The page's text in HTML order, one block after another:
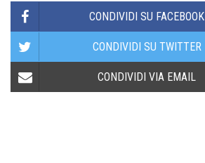
CONDIVIDI SU FACEBOOK
CONDIVIDI SU TWITTER
CONDIVIDI VIA EMAIL